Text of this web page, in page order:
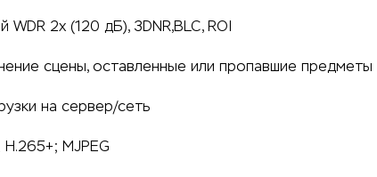
2x (120 дБ), 3DNR,BLC, ROI
сцены, оставленные или пропавшие предметы
на сервер/сеть
MJPEG